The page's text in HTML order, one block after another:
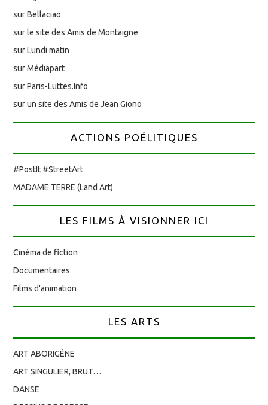
sur Bellaciao
sur le site des Amis de Montaigne
sur Lundi matin
sur Médiapart
sur Paris-Luttes.Info
sur un site des Amis de Jean Giono
ACTIONS POÉLITIQUES
#PostIt #StreetArt
MADAME TERRE (Land Art)
LES FILMS À VISIONNER ICI
Cinéma de fiction
Documentaires
Films d'animation
LES ARTS
ART ABORIGÈNE
ART SINGULIER, BRUT…
DANSE